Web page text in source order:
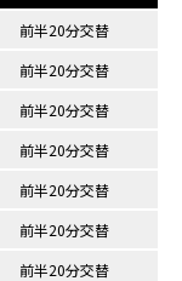
前半20分交替
前半20分交替
前半20分交替
前半20分交替
前半20分交替
前半20分交替
前半20分交替